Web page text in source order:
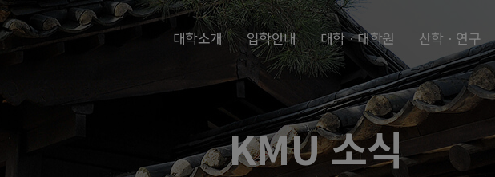
주메뉴 바로가기
본문내용 바로가기
푸터 바로가기
대학소개 입학안내 대학ㆍ대학원 산학ㆍ연구
KMU 소식